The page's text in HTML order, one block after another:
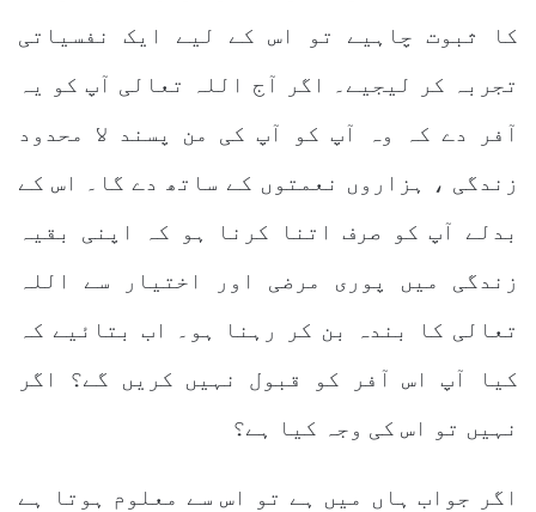
کا ثبوت چاہیے تو اس کے لیے ایک نفسیاتی
تجربہ کر لیجیے۔ اگر آج اللہ تعالی آپ کو یہ
آفر دے کہ وہ آپ کو آپ کی من پسند لا محدود
زندگی ، ہزاروں نعمتوں کے ساتھ دے گا۔ اس کے
بدلے آپ کو صرف اتنا کرنا ہو کہ اپنی بقیہ
زندگی میں پوری مرضی اور اختیار سے اللہ
تعالی کا بندہ بن کر رہنا ہو۔ اب بتائیے کہ
کیا آپ اس آفر کو قبول نہیں کریں گے؟ اگر
نہیں تو اس کی وجہ کیا ہے؟
اگر جواب ہاں میں ہے تو اس سے معلوم ہوتا ہے